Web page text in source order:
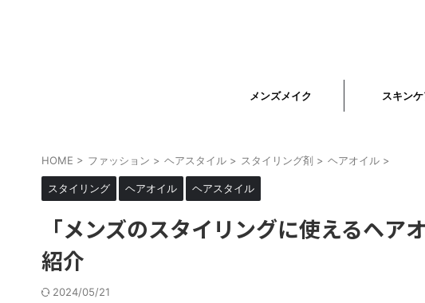
メンズメイク スキン
HOME > ファッション > ヘアスタイル > スタイリング剤 > ヘアオイル >
スタイリング ヘアオイル ヘアスタイル
「メンズのスタイリングに使えるヘ
紹介
2024/05/21